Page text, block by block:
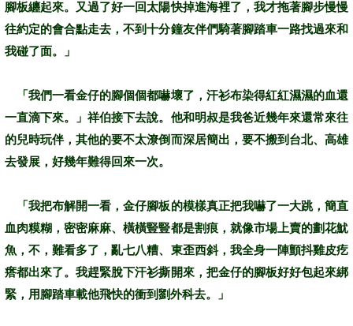
腳板纏起來。又過了好一回太陽快掉進海裡了，我才拖著腳步慢慢
往約定的會合點走去，不到十分鐘友伴們騎著腳踏車一路找過來和
我碰了面。」
「我們一看金仔的腳個個都嚇壞了，汗衫布染得紅紅濕濕的血還
一直滴下來。」祥伯接下去說。他和明叔是我爸近幾年來還常來往
的兒時玩伴，其他的要不太潦倒而深居簡出，要不搬到台北、高雄
去發展，好幾年難得回來一次。
「我把布解開一看，金仔腳板的模樣真正把我嚇了一大跳，簡直
血肉糢糊，密密麻麻、橫橫豎豎都是割痕，就像市場上賣的劃花魷
魚，不，難看多了，亂七八糟、東歪西斜，我全身一陣顫抖雞皮疙
瘩都出來了。我趕緊脫下汗衫撕開來，把金仔的腳板好好包起來綁
緊，用腳踏車載他飛快的衝到劉外科去。」